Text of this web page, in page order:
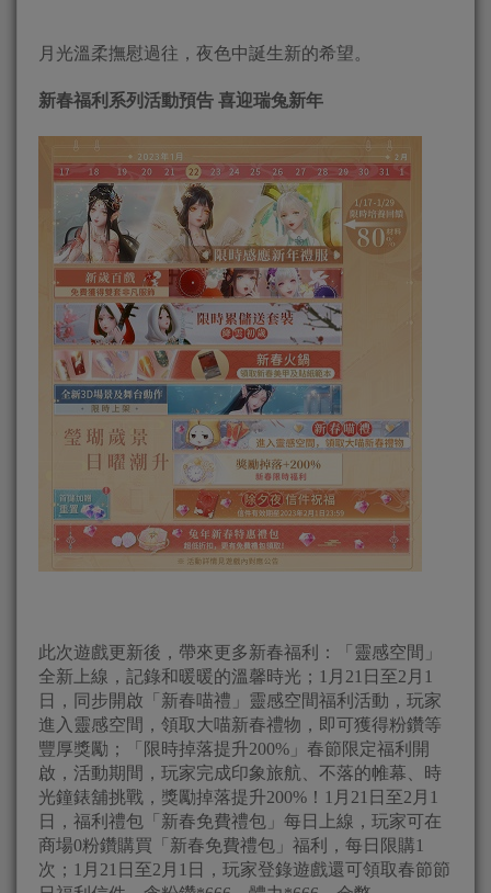
月光溫柔撫慰過往，夜色中誕生新的希望。
新春福利系列活動預告 喜迎瑞兔新年
此次遊戲更新後，帶來更多新春福利：「靈感空間」
全新上線，記錄和暖暖的溫馨時光；1月21日至2月1
日，同步開啟「新春喵禮」靈感空間福利活動，玩家
進入靈感空間，領取大喵新春禮物，即可獲得粉鑽等
豐厚獎勵；「限時掉落提升200%」春節限定福利開
啟，活動期間，玩家完成印象旅航、不落的帷幕、時
光鐘錶舖挑戰，獎勵掉落提升200%！1月21日至2月1
日，福利禮包「新春免費禮包」每日上線，玩家可在
商場0粉鑽購買「新春免費禮包」福利，每日限購1
次；1月21日至2月1日，玩家登錄遊戲還可領取春節節